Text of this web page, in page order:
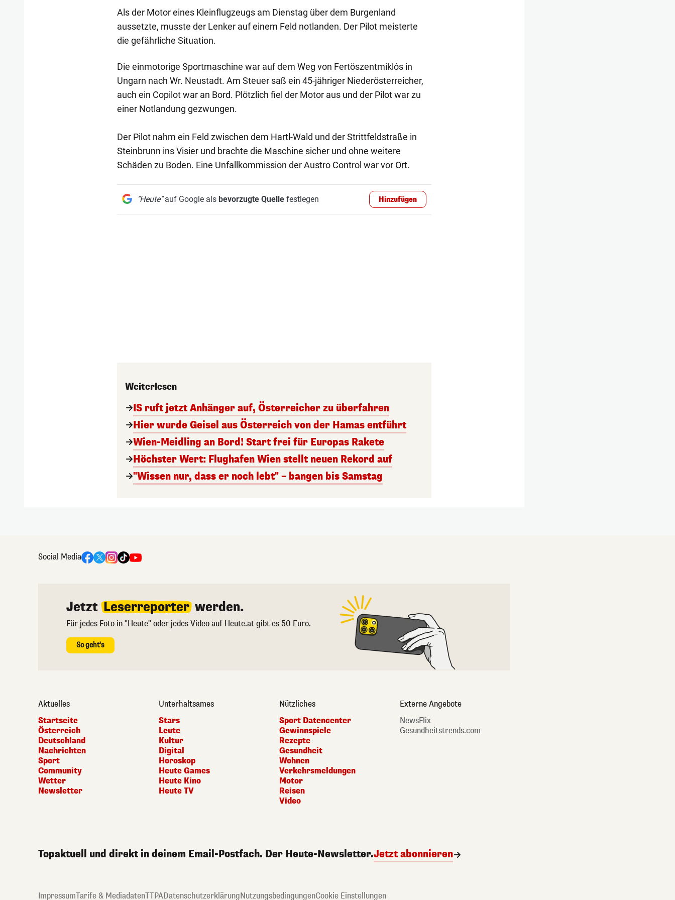
Als der Motor eines Kleinflugzeugs am Dienstag über dem Burgenland
aussetzte, musste der Lenker auf einem Feld notlanden. Der Pilot meisterte
die gefährliche Situation.
Die einmotorige Sportmaschine war auf dem Weg von Fertöszentmiklós in
Ungarn nach Wr. Neustadt. Am Steuer saß ein 45-jähriger Niederösterreicher,
auch ein Copilot war an Bord. Plötzlich fiel der Motor aus und der Pilot war zu
einer Notlandung gezwungen.
Der Pilot nahm ein Feld zwischen dem Hartl-Wald und der Strittfeldstraße in
Steinbrunn ins Visier und brachte die Maschine sicher und ohne weitere
Schäden zu Boden. Eine Unfallkommission der Austro Control war vor Ort.
"Heute"auf Google als bevorzugte Quellefestlegen Hinzufügen
Weiterlesen
IS ruft jetzt Anhänger auf, Österreicher zu überfahren
Hier wurde Geisel aus Österreich von der Hamas entführt
Wien-Meidling an Bord! Start frei für Europas Rakete
Höchster Wert: Flughafen Wien stellt neuen Rekord auf
"Wissen nur, dass er noch lebt" – bangen bis Samstag
Social Media
Jetzt Leserreporter werden.
Für jedes Foto in "Heute" oder jedes Video auf Heute.at gibt es 50 Euro.
So geht's
Aktuelles
Startseite
Österreich
Deutschland
Nachrichten
Sport
Community
Wetter
Newsletter
Unterhaltsames
Stars
Leute
Kultur
Digital
Horoskop
Heute Games
Heute Kino
Heute TV
Nützliches
Sport Datencenter
Gewinnspiele
Rezepte
Gesundheit
Wohnen
Verkehrsmeldungen
Motor
Reisen
Video
Externe Angebote
NewsFlix
Gesundheitstrends.com
Topaktuell und direkt in deinem Email-Postfach. Der Heute-Newsletter.Jetzt abonnieren
ImpressumTarife & MediadatenTTPADatenschutzerklärungNutzungsbedingungenCookie Einstellungen